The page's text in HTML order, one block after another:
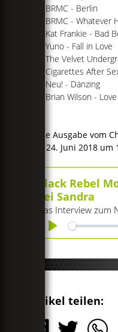
#06 BRMC - Berlin
#07 BRMC - Whatever
#08 Kat Frankie - Bad
#09 Yuno - Fall in Love
#10 The Velvet
#11 Cigarettes After
#12 Neu! - Dänzing
#13 Brian Wilson -
Diese Ausgabe vom
den 24. Juni 2018
Black Rebel
bei Sandra
Das Interview zum
Play
Artikel teilen: